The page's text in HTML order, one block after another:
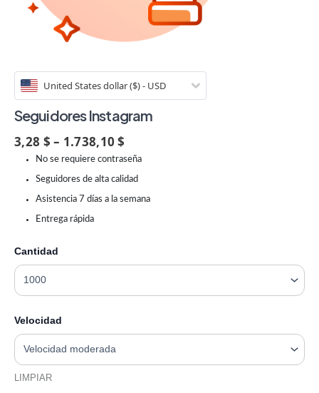
United States dollar ($) - USD
Seguidores Instagram
3,28 $ – 1.738,10 $
No se requiere contraseña
Seguidores de alta calidad
Asistencia 7 días a la semana
Entrega rápida
Cantidad
Velocidad
LIMPIAR